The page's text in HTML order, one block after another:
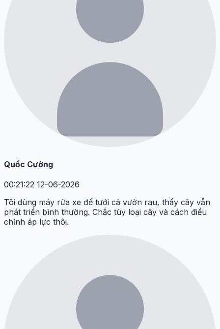
Quốc Cường
00:21:22 12-06-2026
Tôi dùng máy rửa xe để tưới cả vườn rau, thấy cây vẫn
phát triển bình thường. Chắc tùy loại cây và cách điều
chỉnh áp lực thôi.